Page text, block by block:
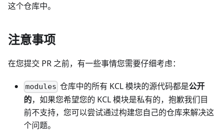
这个仓库中。
注意事项
在您提交 PR 之前，有一些事情您需要仔细考虑：
modules 仓库中的所有 KCL 模块的源代码都是公开
的，如果您希望您的 KCL 模块是私有的，抱歉我们目
前不支持，您可以尝试通过构建您自己的仓库来解决这
个问题。